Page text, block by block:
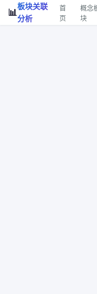
📊
板块关联
分析
首
页
概念
块